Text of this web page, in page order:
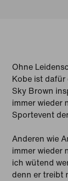
Ohne
Kobe ist
Sky Brown
immer wieder
Sportevent
Anderen wie
immer wieder
ich wütend
denn er treibt